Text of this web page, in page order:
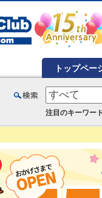
トップペー
注目のキーワー